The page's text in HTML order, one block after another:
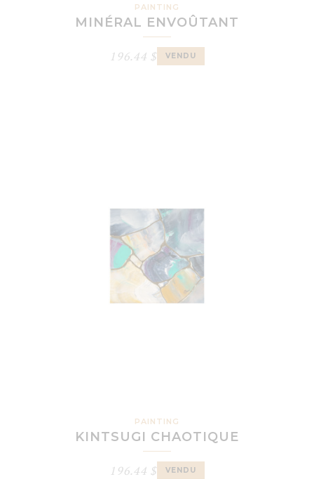
PAINTING
MINÉRAL ENVOÛTANT
196.44 $ VENDU
PAINTING
KINTSUGI CHAOTIQUE
196.44 $ VENDU